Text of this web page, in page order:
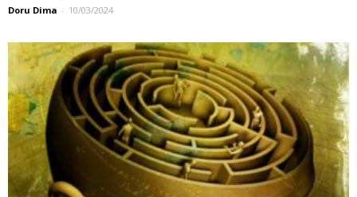
Doru Dima - 10/03/2024